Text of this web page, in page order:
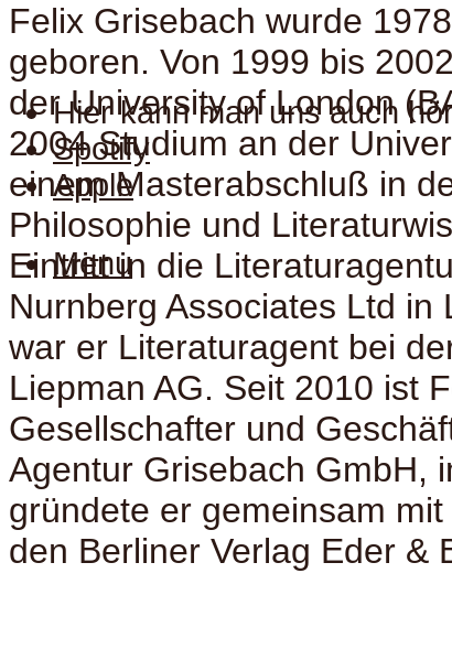
Hier kann man uns auch
Spotify
Apple
Menu
Felix Grisebach wurde
geboren. Von 1999 bis
der University of London
2004 Studium an der
einem Masterabschluß in
Philosophie und
Eintritt in die
Nurnberg Associates Ltd in
war er Literaturagent bei
Liepman AG. Seit 2010 ist
Gesellschafter und
Agentur Grisebach GmbH,
gründete er gemeinsam
den Berliner Verlag Eder &